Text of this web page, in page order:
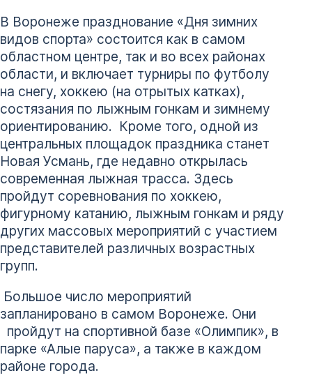
В Воронеже празднование «Дня зимних
видов спорта» состоится как в самом
областном центре, так и во всех районах
области, и включает турниры по футболу
на снегу, хоккею (на отрытых катках),
состязания по лыжным гонкам и зимнему
ориентированию. Кроме того, одной из
центральных площадок праздника станет
Новая Усмань, где недавно открылась
современная лыжная трасса. Здесь
пройдут соревнования по хоккею,
фигурному катанию, лыжным гонкам и ряду
других массовых мероприятий с участием
представителей различных возрастных
групп.
Большое число мероприятий
запланировано в самом Воронеже. Они
пройдут на спортивной базе «Олимпик», в
парке «Алые паруса», а также в каждом
районе города.